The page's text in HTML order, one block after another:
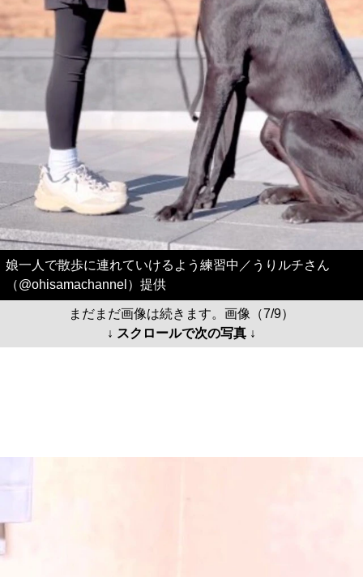
娘一人で散歩に連れていけるよう練習中／うりルチさん
（@ohisamachannel）提供
まだまだ画像は続きます。画像（7/9）
↓ スクロールで次の写真 ↓